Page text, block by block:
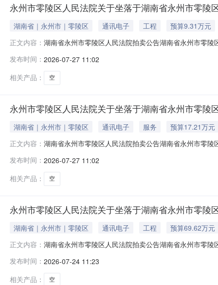
永州市零陵区人民法院关于坐落于湖南省永州市零
湖南省｜永州市｜零陵区 通讯电子 工程
预算9.31万元
正文内容： 湖南省永州市零陵区人民法院拍卖公告湖南省永州市零
淑凤、彭小玲、吴海燕等人违法所得一案，现拍卖被执
产测
发布时间： 2026-07-27 11:02
相关产品：
空
永州市零陵区人民法院关于坐落于湖南省永州市零
湖南省｜永州市｜零陵区 通讯电子 服务
预算17.21万元
正文内容： 湖南省永州市零陵区人民法院拍卖公告湖南省永州市零
淑凤、彭小玲、吴海燕等人违法所得一案，现拍卖被执
准），产
发布时间： 2026-07-27 11:02
相关产品：
空
永州市零陵区人民法院关于坐落于湖南省永州市零
湖南省｜永州市｜零陵区 通讯电子 工程
预算69.62万元
正文内容： 湖南省永州市零陵区人民法院拍卖公告湖南省永州市零
行人杨小妹、永州市零陵区康寿苑老年公寓有限公司借
坪路55号的不
发布时间： 2026-07-24 11:23
相关产品：
空